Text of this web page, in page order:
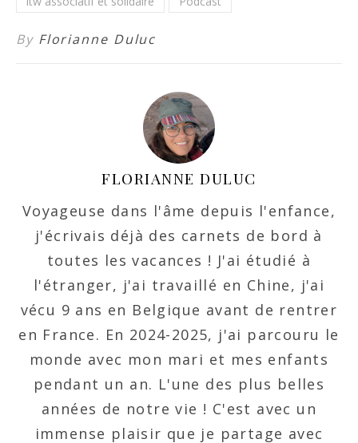
By Florianne Duluc
FLORIANNE DULUC
Voyageuse dans l'âme depuis l'enfance,
j'écrivais déjà des carnets de bord à
toutes les vacances ! J'ai étudié à
l'étranger, j'ai travaillé en Chine, j'ai
vécu 9 ans en Belgique avant de rentrer
en France. En 2024-2025, j'ai parcouru le
monde avec mon mari et mes enfants
pendant un an. L'une des plus belles
années de notre vie ! C'est avec un
immense plaisir que je partage avec